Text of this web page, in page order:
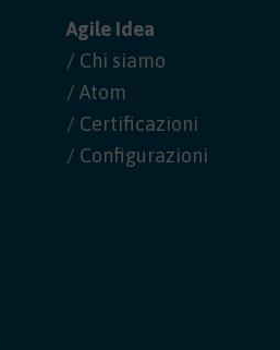
Agile Idea
/ Chi siamo
/ Atom
/ Certificazioni
/ Configurazioni